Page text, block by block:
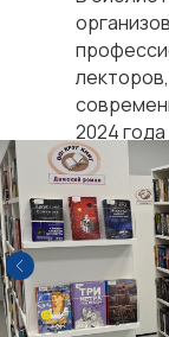
2024
участие
В